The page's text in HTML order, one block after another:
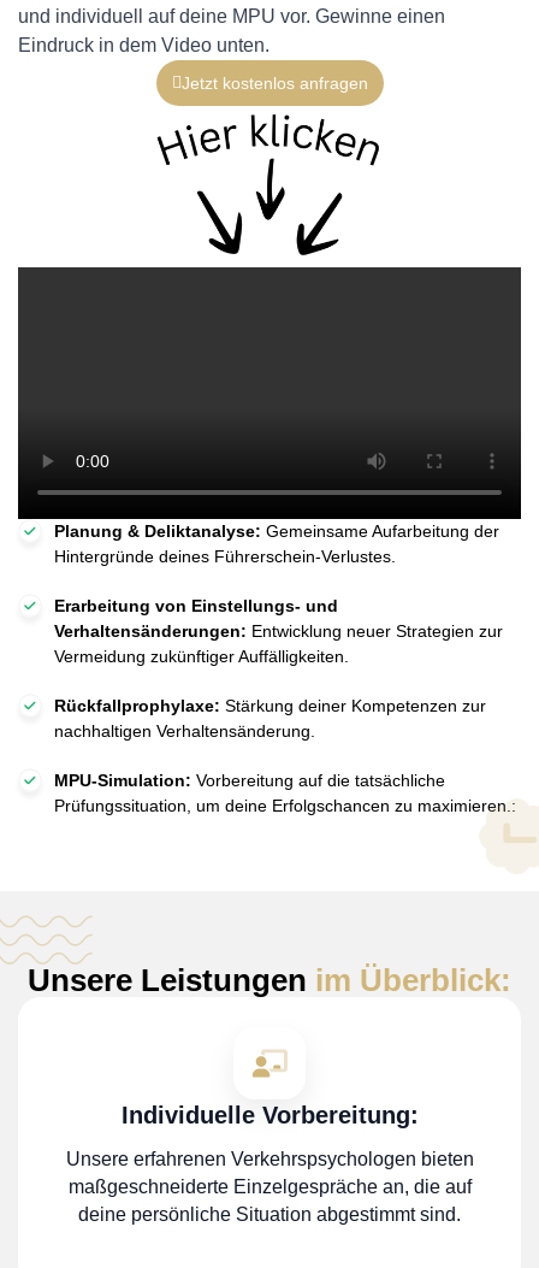
und individuell auf deine MPU vor. Gewinne einen
Eindruck in dem Video unten.
Jetzt kostenlos anfragen
Planung & Deliktanalyse: Gemeinsame Aufarbeitung der
Hintergründe deines Führerschein-Verlustes.
Erarbeitung von Einstellungs- und
Verhaltensänderungen: Entwicklung neuer Strategien zur
Vermeidung zukünftiger Auffälligkeiten.
Rückfallprophylaxe: Stärkung deiner Kompetenzen zur
nachhaltigen Verhaltensänderung.
MPU-Simulation: Vorbereitung auf die tatsächliche
Prüfungssituation, um deine Erfolgschancen zu maximieren.:
Unsere Leistungen im Überblick:
Individuelle Vorbereitung:
Unsere erfahrenen Verkehrspsychologen bieten
maßgeschneiderte Einzelgespräche an, die auf
deine persönliche Situation abgestimmt sind.